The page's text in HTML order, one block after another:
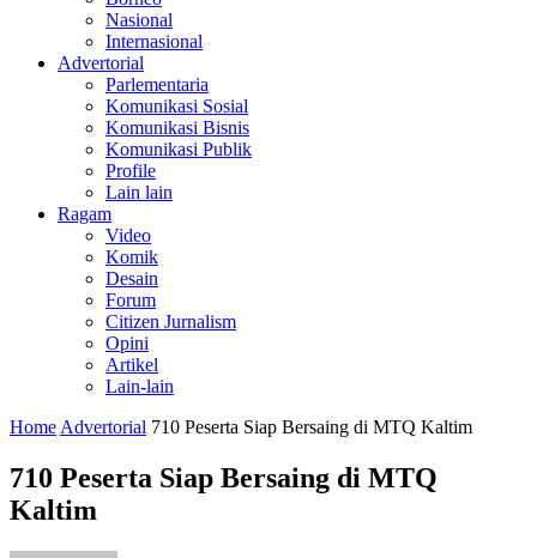
Nasional
Internasional
Advertorial
Parlementaria
Komunikasi Sosial
Komunikasi Bisnis
Komunikasi Publik
Profile
Lain lain
Ragam
Video
Komik
Desain
Forum
Citizen Jurnalism
Opini
Artikel
Lain-lain
Home Advertorial 710 Peserta Siap Bersaing di MTQ Kaltim
710 Peserta Siap Bersaing di MTQ
Kaltim